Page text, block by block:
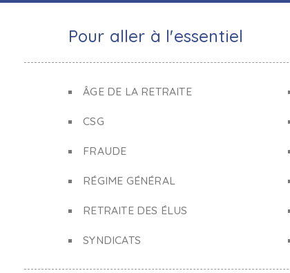
Pour aller à l'essentiel
ÂGE DE LA RETRAITE
CSG
FRAUDE
RÉGIME GÉNÉRAL
RETRAITE DES ÉLUS
SYNDICATS